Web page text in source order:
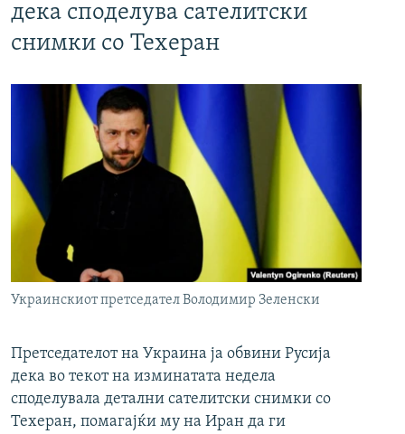
дека споделува сателитски
снимки со Техеран
Украинскиот претседател Володимир Зеленски
Претседателот на Украина ја обвини Русија
дека во текот на изминатата недела
споделувала детални сателитски снимки со
Техеран, помагајќи му на Иран да ги